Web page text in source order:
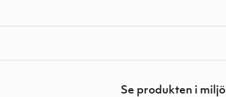
Se produkten i miljö